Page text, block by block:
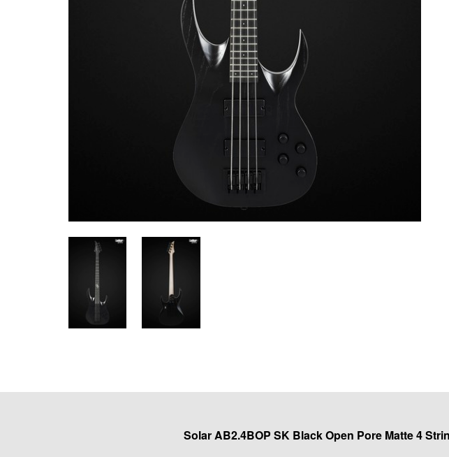
Solar AB2.4BOP SK Black Open Pore Matte 4